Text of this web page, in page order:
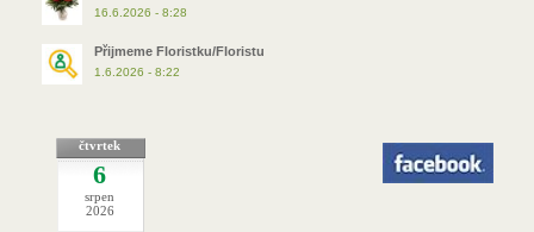
16.6.2026 - 8:28
Přijmeme Floristku/Floristu
1.6.2026 - 8:22
čtvrtek
6
srpen
2026